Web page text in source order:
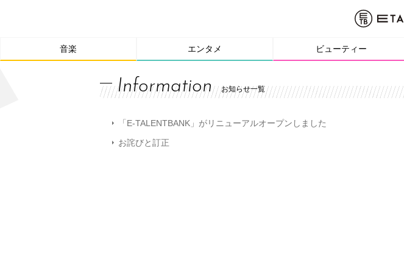
音楽 エンタメ ビューティー
Information お知らせ一覧
「E-TALENTBANK」がリニューアルオープンしました
お詫びと訂正